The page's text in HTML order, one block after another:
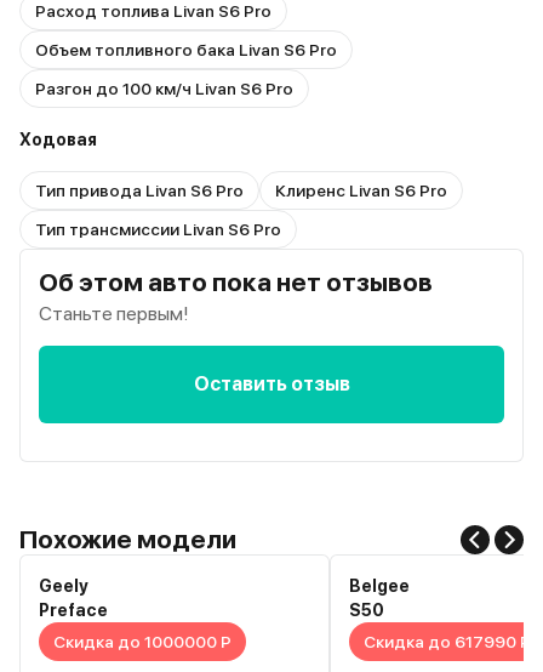
Расход топлива Livan S6 Pro
Объем топливного бака Livan S6 Pro
Разгон до 100 км/ч Livan S6 Pro
Ходовая
Тип привода Livan S6 Pro
Клиренс Livan S6 Pro
Тип трансмиссии Livan S6 Pro
Об этом авто пока нет отзывов
Станьте первым!
Оставить отзыв
Похожие модели
Geely
Preface
Скидка до 1000000 Р
Belgee
S50
Скидка до 617990 Р